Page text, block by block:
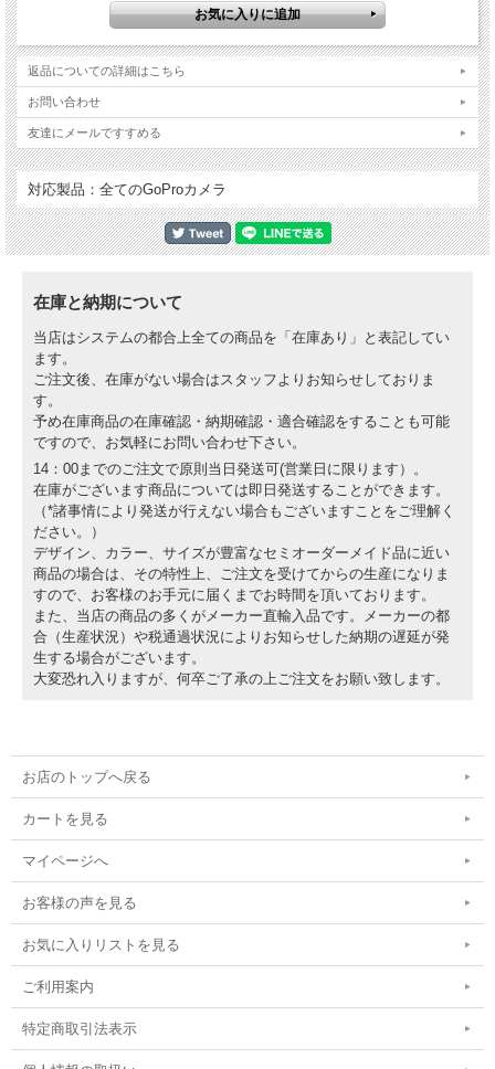
返品についての詳細はこちら
お問い合わせ
友達にメールですすめる
対応製品：全てのGoProカメラ
在庫と納期について
当店はシステムの都合上全ての商品を「在庫あり」と表記してい
ます。
ご注文後、在庫がない場合はスタッフよりお知らせしておりま
す。
予め在庫商品の在庫確認・納期確認・適合確認をすることも可能
ですので、お気軽にお問い合わせ下さい。
14：00までのご注文で原則当日発送可(営業日に限ります）。
在庫がございます商品については即日発送することができます。
（*諸事情により発送が行えない場合もございますことをご理解く
ださい。）
デザイン、カラー、サイズが豊富なセミオーダーメイド品に近い
商品の場合は、その特性上、ご注文を受けてからの生産になりま
すので、お客様のお手元に届くまでお時間を頂いております。
また、当店の商品の多くがメーカー直輸入品です。メーカーの都
合（生産状況）や税通過状況によりお知らせした納期の遅延が発
生する場合がございます。
大変恐れ入りますが、何卒ご了承の上ご注文をお願い致します。
お店のトップへ戻る
カートを見る
マイページへ
お客様の声を見る
お気に入りリストを見る
ご利用案内
特定商取引法表示